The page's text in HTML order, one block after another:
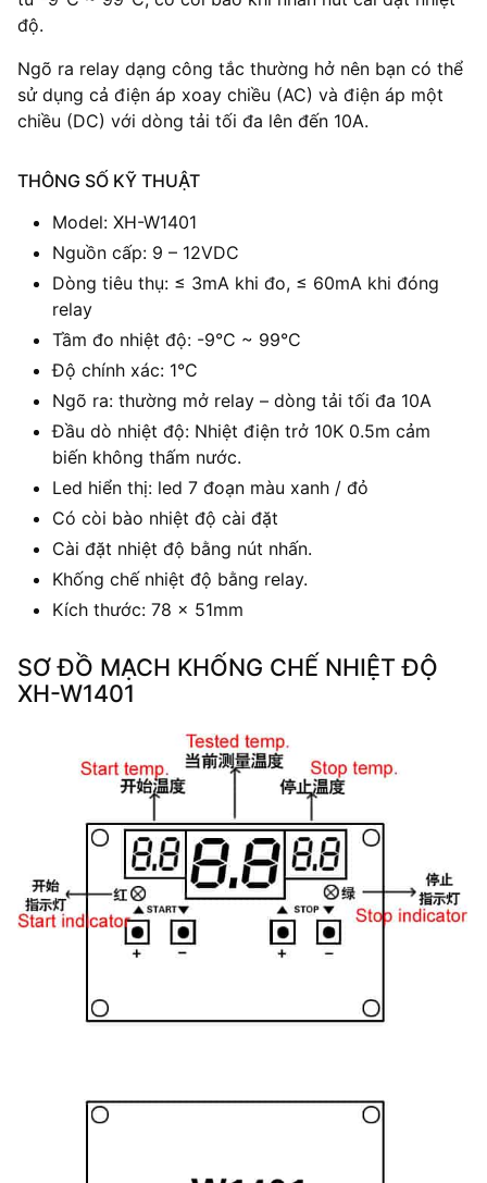
độ.
Ngõ ra relay dạng công tắc thường hở nên bạn có thể
sử dụng cả điện áp xoay chiều (AC) và điện áp một
chiều (DC) với dòng tải tối đa lên đến 10A.
THÔNG SỐ KỸ THUẬT
Model: XH-W1401
Nguồn cấp: 9 – 12VDC
Dòng tiêu thụ: ≤ 3mA khi đo, ≤ 60mA khi đóng
relay
Tầm đo nhiệt độ: -9°C ~ 99°C
Độ chính xác: 1°C
Ngõ ra: thường mở relay – dòng tải tối đa 10A
Đầu dò nhiệt độ: Nhiệt điện trở 10K 0.5m cảm
biến không thấm nước.
Led hiển thị: led 7 đoạn màu xanh / đỏ
Có còi bào nhiệt độ cài đặt
Cài đặt nhiệt độ bằng nút nhấn.
Khống chế nhiệt độ bằng relay.
Kích thước: 78 x 51mm
SƠ ĐỒ MẠCH KHỐNG CHẾ NHIỆT ĐỘ
XH-W1401